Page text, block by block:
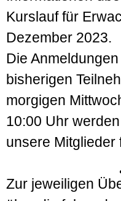
Kurslauf für
Dezember 2023.
Die
bisherigen
morgigen
10:00 Uhr
unsere Mitglieder
Zur jeweiligen